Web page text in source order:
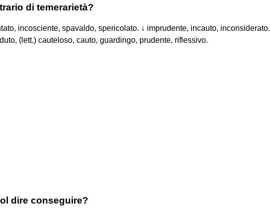
di temerarietà?
incosciente, spavaldo, spericolato. ↓ imprudente, incauto, inconsiderato.
(lett.) cauteloso, cauto, guardingo, prudente, riflessivo.
dire conseguire?